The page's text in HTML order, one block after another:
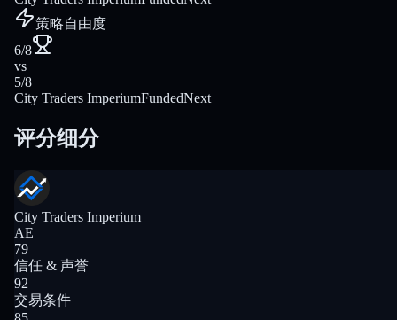
策略自由度
6/8
vs
5/8
City Traders ImperiumFundedNext
评分细分
City Traders Imperium
AE
79
信任 & 声誉
92
交易条件